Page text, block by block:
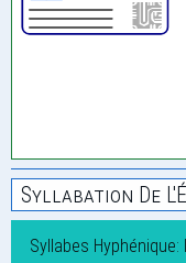
Syllabation De
Syllabes Hyphénique: